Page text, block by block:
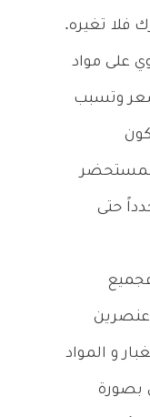
فلا تغيره.
على مواد
وتسبب
المستحضر
حتى
عنصرين
و المواد
بصورة